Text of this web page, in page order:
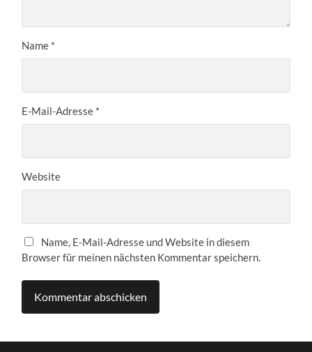
Name *
E-Mail-Adresse *
Website
Name, E-Mail-Adresse und Website in diesem
Browser für meinen nächsten Kommentar speichern.